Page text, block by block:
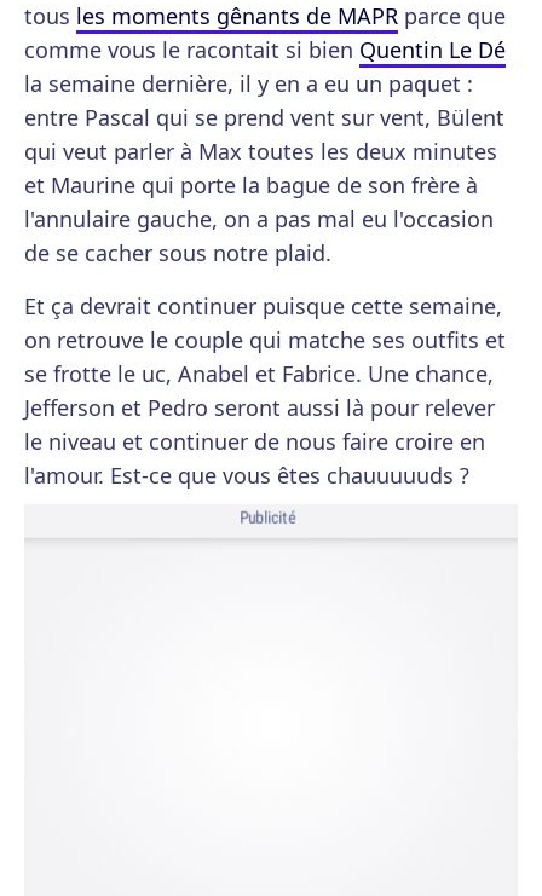
tous les moments gênants de MAPR parce que
comme vous le racontait si bien Quentin Le Dé
la semaine dernière, il y en a eu un paquet :
entre Pascal qui se prend vent sur vent, Bülent
qui veut parler à Max toutes les deux minutes
et Maurine qui porte la bague de son frère à
l'annulaire gauche, on a pas mal eu l'occasion
de se cacher sous notre plaid.
Et ça devrait continuer puisque cette semaine,
on retrouve le couple qui matche ses outfits et
se frotte le uc, Anabel et Fabrice. Une chance,
Jefferson et Pedro seront aussi là pour relever
le niveau et continuer de nous faire croire en
l'amour. Est-ce que vous êtes chauuuuuds ?
Publicité